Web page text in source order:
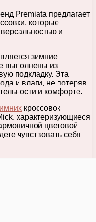
Premiata предлагает
которые
и
зимние
выполнены из
подкладку. Эта
и влаги, не потеряв
и комфорте.
кроссовок
характеризующиеся
цветовой
чувствовать себя